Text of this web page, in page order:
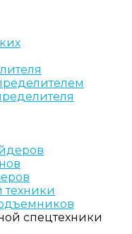
спецтехники